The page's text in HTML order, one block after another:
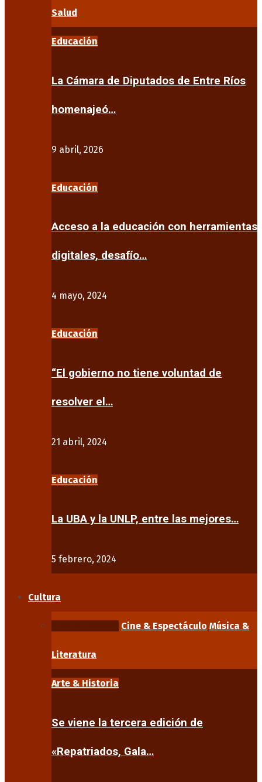
Salud
Educación
La Cámara de Diputados de Entre Ríos
homenajeó…
9 abril, 2026
Educación
Acceso a la educación con herramientas
digitales, desafío…
4 mayo, 2024
Educación
“El gobierno no tiene voluntad de
resolver el…
21 abril, 2024
Educación
La UBA y la UNLP, entre las mejores…
5 febrero, 2024
Cultura
Cine & Espectáculo Música &
Literatura
Arte & Historia
Se viene la tercera edición de
«Repatriados, Gala…